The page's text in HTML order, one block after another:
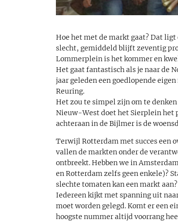
Hoe het met de markt gaat? Dat
slecht, gemiddeld blijft zeventig
Lommerplein is het kommer en
Het gaat fantastisch als je naar de
jaar geleden een goedlopende
Reuring.
Het zou te simpel zijn om te
Nieuw-West doet het Sierplein het
achteraan in de Bijlmer is de
Terwijl Rotterdam met succes een
vallen de markten onder de
ontbreekt. Hebben we in
en Rotterdam zelfs geen enkele)?
slechte tomaten kan een markt aan?
Iedereen kijkt met spanning uit
moet worden gelegd. Komt er een
hoogste nummer altijd voorrang